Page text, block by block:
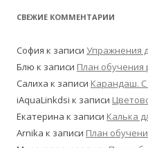
СВЕЖИЕ КОММЕНТАРИИ
София к записи Упражнения
Блю к записи План обучения
Салиха к записи Карандаш. С
iAquaLinkdsi к записи
Екатерина к записи Калька
Arnika к записи План